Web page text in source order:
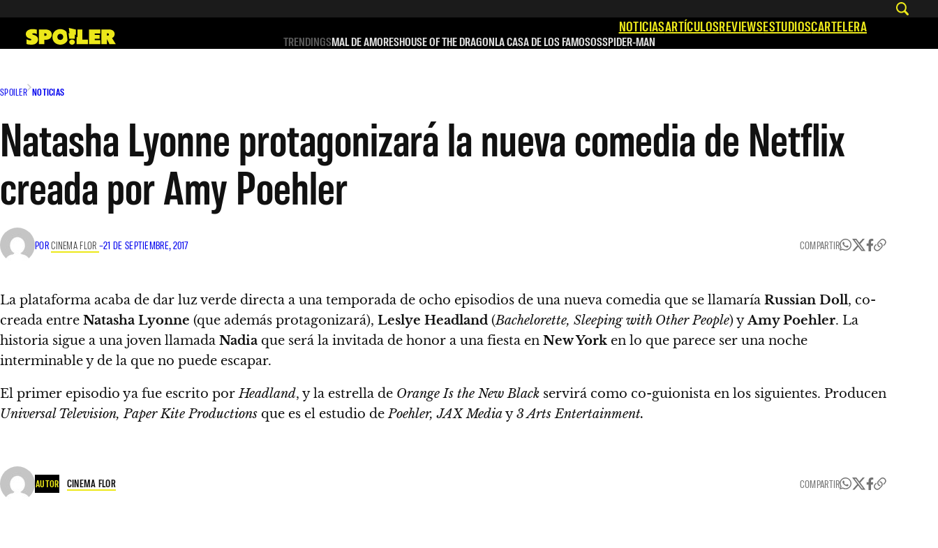
contenido
NOTICIASARTÍCULOSREVIEWSESTUDIOSCARTELERA
TRENDINGSMAL DE AMORESHOUSE OF THE DRAGONLA CASA DE LOS FAMOSOSSPIDER-MAN
SPOILER NOTICIAS
Natasha Lyonne protagonizará la nueva comedia de Netflix
creada por Amy Poehler
PORCINEMA FLOR –21 DE SEPTIEMBRE, 2017 COMPARTIR
La plataforma acaba de dar luz verde directa a una temporada de ocho episodios de una nueva comedia que se llamaría Russian Doll, co-
creada entre Natasha Lyonne (que además protagonizará), Leslye Headland (Bachelorette, Sleeping with Other People) yAmy Poehler. La
historia sigue a una joven llamada Nadia que será la invitada de honor a una fiesta en New York en lo que parece ser una noche
interminable y de la que no puede escapar.
El primer episodio ya fue escrito porHeadland, y la estrella de Orange Is the New Black servirá como co-guionista en los siguientes. Producen
Universal Television, Paper Kite Productions que es el estudio dePoehler, JAX Mediay3 Arts Entertainment.
AUTOR CINEMA FLOR COMPARTIR